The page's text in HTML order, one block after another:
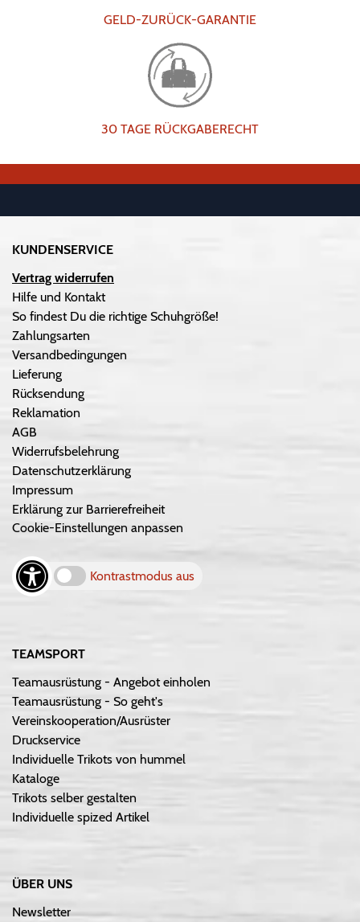
GELD-ZURÜCK-GARANTIE
30 TAGE RÜCKGABERECHT
KUNDENSERVICE
Vertrag widerrufen
Hilfe und Kontakt
So findest Du die richtige Schuhgröße!
Zahlungsarten
Versandbedingungen
Lieferung
Rücksendung
Reklamation
AGB
Widerrufsbelehrung
Datenschutzerklärung
Impressum
Erklärung zur Barrierefreiheit
Cookie-Einstellungen anpassen
Kontrastmodus aus
TEAMSPORT
Teamausrüstung - Angebot einholen
Teamausrüstung - So geht's
Vereinskooperation/Ausrüster
Druckservice
Individuelle Trikots von hummel
Kataloge
Trikots selber gestalten
Individuelle spized Artikel
ÜBER UNS
Newsletter